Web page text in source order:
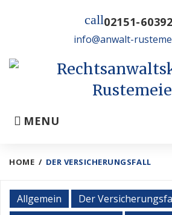
call02151-
info@anwalt-
MENU
HOME / DER VERSICHERUNGSFALL
Kategorie:
Allgemein
Der